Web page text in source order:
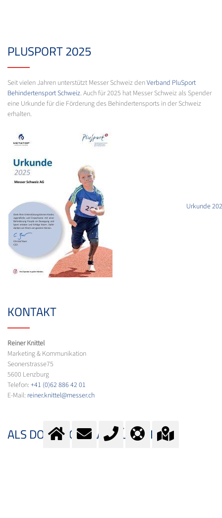
PLUSPORT 2025
Seit vielen Jahren unterstützt Messer Schweiz denVerband PluSport
Behindertensport Schweiz. Auch für 2025 hat Messer Schweiz als Spender
eine Urkunde für die Förderung des Behindertensports in der Schweiz
erhalten.
Urkunde 202
KONTAKT
Reiner Knittel
Marketing & Kommunikation
Seonerstrasse75
5600 Lenzburg
Telefon: +41 (0)62 886 42 01
E-Mail: reiner.knittel@messer.ch
ALS DOWNLOAD VERFÜGBAR